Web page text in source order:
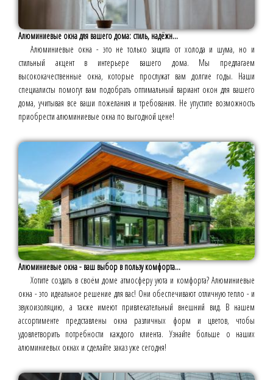
Алюминиевые окна для вашего дома: стиль, надёжн...
Алюминиевые окна - это не только защита от холода и шума, но и
стильный акцент в интерьере вашего дома. Мы предлагаем
высококачественные окна, которые прослужат вам долгие годы. Наши
специалисты помогут вам подобрать оптимальный вариант окон для вашего
дома, учитывая все ваши пожелания и требования. Не упустите возможность
приобрести алюминиевые окна по выгодной цене!
Алюминиевые окна - ваш выбор в пользу комфорта...
Хотите создать в своём доме атмосферу уюта и комфорта? Алюминиевые
окна - это идеальное решение для вас! Они обеспечивают отличную тепло - и
звукоизоляцию, а также имеют привлекательный внешний вид. В нашем
ассортименте представлены окна различных форм и цветов, чтобы
удовлетворить потребности каждого клиента. Узнайте больше о наших
алюминиевых окнах и сделайте заказ уже сегодня!